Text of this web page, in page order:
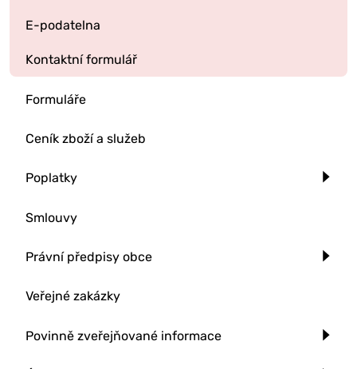
E-podatelna
Kontaktní formulář
Formuláře
Ceník zboží a služeb
Poplatky
Smlouvy
Právní předpisy obce
Veřejné zakázky
Povinně zveřejňované informace